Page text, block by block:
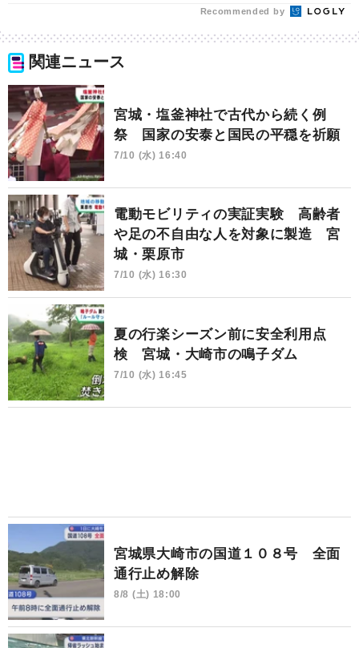
Recommended by
関連ニュース
宮城・塩釜神社で古代から続く例
祭 国家の安泰と国民の平穏を祈願
7/10 (水) 16:40
電動モビリティの実証実験 高齢者
や足の不自由な人を対象に製造 宮
城・栗原市
7/10 (水) 16:30
夏の行楽シーズン前に安全利用点
検 宮城・大崎市の鳴子ダム
7/10 (水) 16:45
宮城県大崎市の国道１０８号 全面
通行止め解除
8/8 (土) 18:00